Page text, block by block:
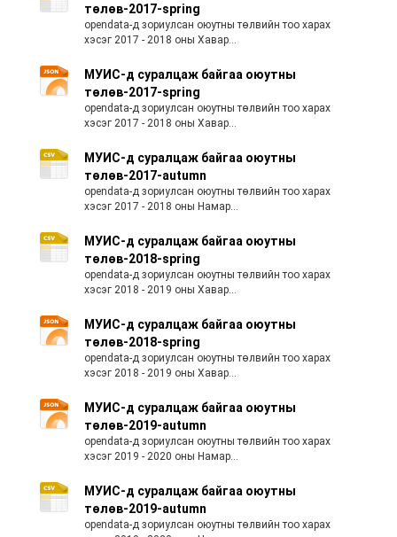
төлөв-2017-spring
opendata-д зориулсан оюутны төлвийн тоо харах
хэсэг 2017 - 2018 оны Хавар...
МУИС-д суралцаж байгаа оюутны
төлөв-2017-spring
opendata-д зориулсан оюутны төлвийн тоо харах
хэсэг 2017 - 2018 оны Хавар...
МУИС-д суралцаж байгаа оюутны
төлөв-2017-autumn
opendata-д зориулсан оюутны төлвийн тоо харах
хэсэг 2017 - 2018 оны Намар...
МУИС-д суралцаж байгаа оюутны
төлөв-2018-spring
opendata-д зориулсан оюутны төлвийн тоо харах
хэсэг 2018 - 2019 оны Хавар...
МУИС-д суралцаж байгаа оюутны
төлөв-2018-spring
opendata-д зориулсан оюутны төлвийн тоо харах
хэсэг 2018 - 2019 оны Хавар...
МУИС-д суралцаж байгаа оюутны
төлөв-2019-autumn
opendata-д зориулсан оюутны төлвийн тоо харах
хэсэг 2019 - 2020 оны Намар...
МУИС-д суралцаж байгаа оюутны
төлөв-2019-autumn
opendata-д зориулсан оюутны төлвийн тоо харах